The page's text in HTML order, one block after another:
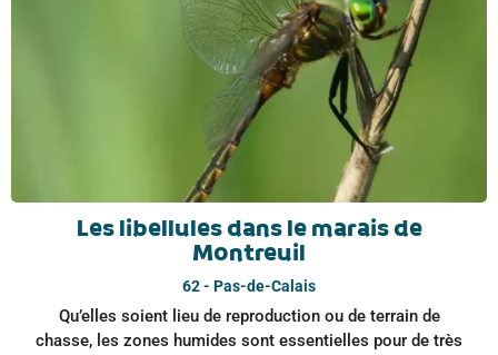
Les libellules dans le marais de
Montreuil
62 - Pas-de-Calais
Qu’elles soient lieu de reproduction ou de terrain de
chasse, les zones humides sont essentielles pour de très